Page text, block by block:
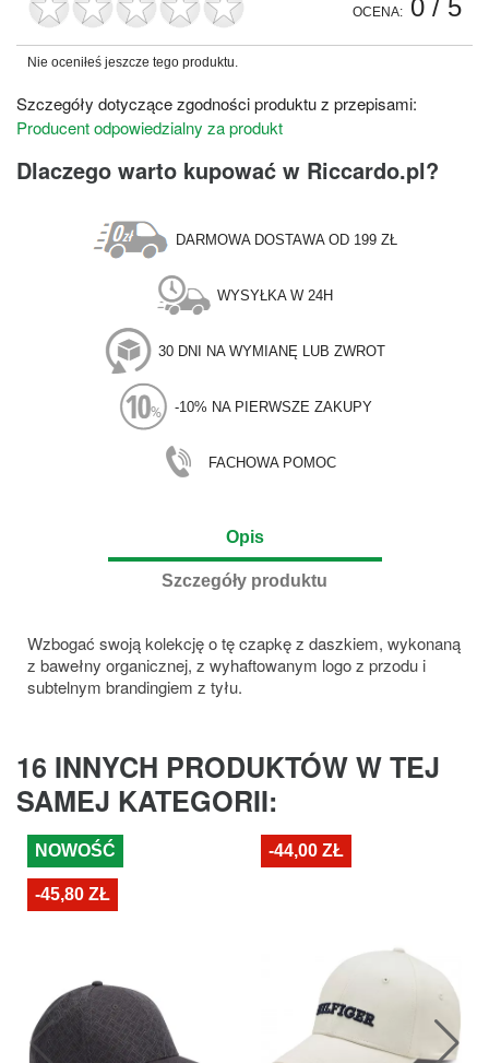
OCENA: 0 / 5
Nie oceniłeś jeszcze tego produktu.
Szczegóły dotyczące zgodności produktu z przepisami:
Producent odpowiedzialny za produkt
Dlaczego warto kupować w Riccardo.pl?
DARMOWA DOSTAWA OD 199 ZŁ
WYSYŁKA W 24H
30 DNI NA WYMIANĘ LUB ZWROT
-10% NA PIERWSZE ZAKUPY
FACHOWA POMOC
Opis
Szczegóły produktu
Wzbogać swoją kolekcję o tę czapkę z daszkiem, wykonaną
z bawełny organicznej, z wyhaftowanym logo z przodu i
subtelnym brandingiem z tyłu.
16 INNYCH PRODUKTÓW W TEJ
SAMEJ KATEGORII:
NOWOŚĆ
-45,80 ZŁ
-44,00 ZŁ